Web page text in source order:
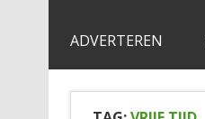
ADVERTEREN